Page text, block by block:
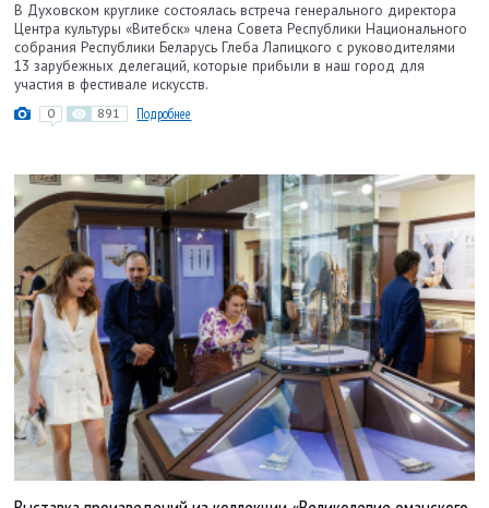
В Духовском круглике состоялась встреча генерального директора
Центра культуры «Витебск» члена Совета Республики Национального
собрания Республики Беларусь Глеба Лапицкого с руководителями
13 зарубежных делегаций, которые прибыли в наш город для
участия в фестивале искусств.
0 891 Подробнее